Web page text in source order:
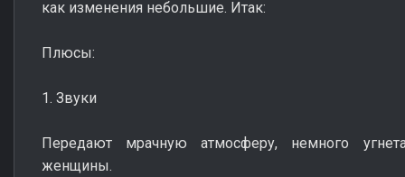
как изменения небольшие. Итак:
Плюсы:
1. Звуки
Передают мрачную атмосферу, немного
женщины.